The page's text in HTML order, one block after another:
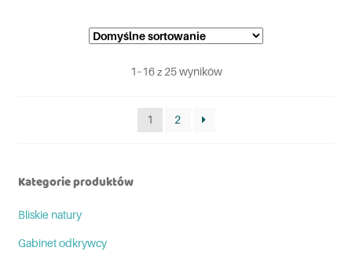
1–16 z 25 wyników
1 2
Kategorie produktów
Bliskie natury
Gabinet odkrywcy